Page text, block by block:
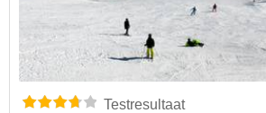
Testresultaat